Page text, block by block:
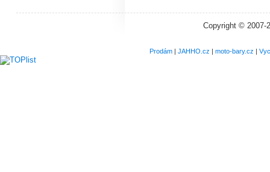
Copyright © 2007-
Prodám| JAHHO.cz | moto-bary.cz |